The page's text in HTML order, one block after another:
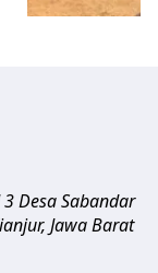
Desa Sabandar
, Jawa Barat